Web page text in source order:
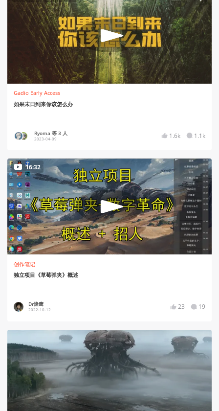
Gadio Early Access
如果末日到来你该怎么办
Ryoma 等 3 人
2023-04-09 1.6k 1.1k
16:32
创作笔记
独立项目《草莓弹夹》概述
Dr隆鹰
2022-10-12 23 19